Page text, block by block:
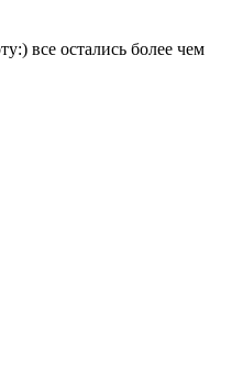
все остались более чем